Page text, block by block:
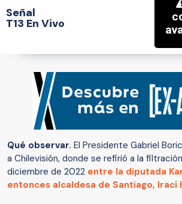
Señal
T13 En Vivo
Qué observar. El Presidente Gabriel
a Chilevisión, donde se refirió a la
diciembre de 2022 entre la diputada
entonces alcaldesa de Santiago, Irací